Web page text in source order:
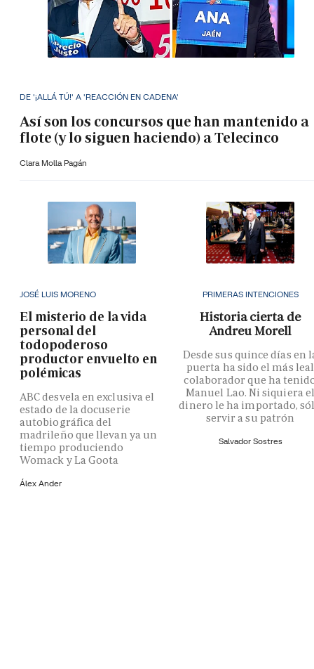
DE '¡ALLÁ TÚ!' A 'REACCIÓN EN CADENA'
Así son los concursos que han mantenido a
flote (y lo siguen haciendo) a Telecinco
Clara Molla Pagán
JOSÉ LUIS MORENO
El misterio de la vida
personal del
todopoderoso
productor envuelto en
polémicas
ABC desvela en exclusiva el
estado de la docuserie
autobiográfica del
madrileño que llevan ya un
tiempo produciendo
Womack y La Goota
Álex Ander
PRIMERAS INTENCIONES
Historia cierta de
Andreu Morell
Desde sus quince días en
puerta ha sido el más leal
colaborador que ha
Manuel Lao. Ni siquiera
dinero le ha importado,
servir a su patrón
Salvador Sostres